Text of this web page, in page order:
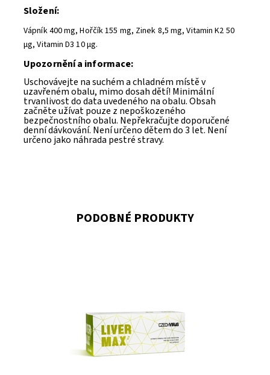
Složení:
Vápník 400 mg, Hořčík 155 mg, Zinek 8,5 mg, Vitamin K2 50
μg, Vitamin D3 10 μg.
Upozornění a informace:
Uschovávejte na suchém a chladném místě v
uzavřeném obalu, mimo dosah dětí! Minimální
trvanlivost do data uvedeného na obalu. Obsah
začněte užívat pouze z nepoškozeného
bezpečnostního obalu. Nepřekračujte doporučené
denní dávkování. Není určeno dětem do 3 let. Není
určeno jako náhrada pestré stravy.
PODOBNÉ PRODUKTY
radikály, slouží k...